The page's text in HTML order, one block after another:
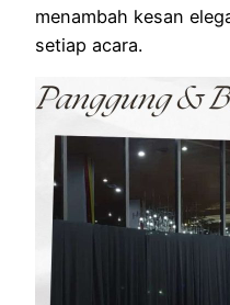
menambah kesan
setiap acara.